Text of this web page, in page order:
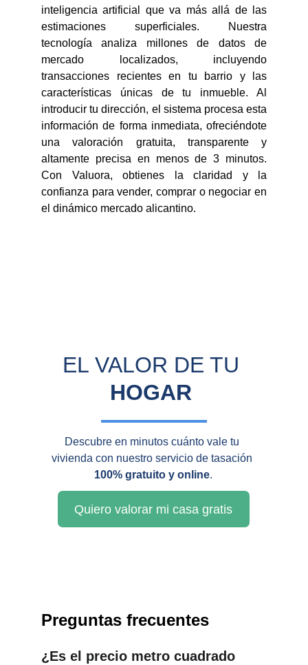
inteligencia artificial que va más allá de las
estimaciones superficiales. Nuestra
tecnología analiza millones de datos de
mercado localizados, incluyendo
transacciones recientes en tu barrio y las
características únicas de tu inmueble. Al
introducir tu dirección, el sistema procesa esta
información de forma inmediata, ofreciéndote
una valoración gratuita, transparente y
altamente precisa en menos de 3 minutos.
Con Valuora, obtienes la claridad y la
confianza para vender, comprar o negociar en
el dinámico mercado alicantino.
EL VALOR DE TU
HOGAR
Quiero valorar mi casa gratis
Descubre en minutos cuánto vale tu
vivienda con nuestro servicio de tasación
100% gratuito y online.
Preguntas frecuentes
¿Es el precio metro cuadrado